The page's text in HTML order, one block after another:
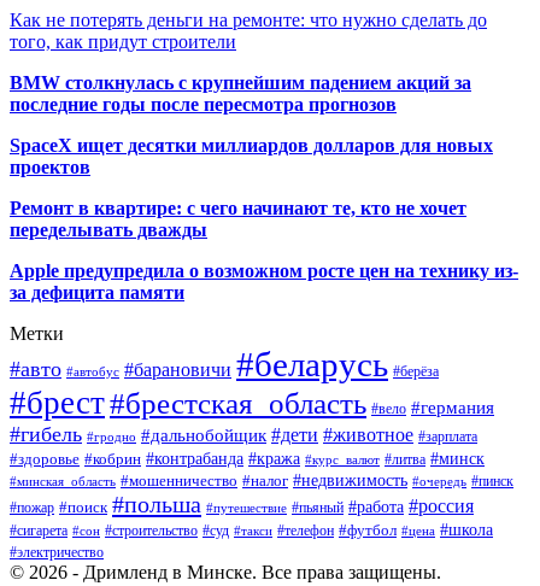
Как не потерять деньги на ремонте: что нужно сделать до
того, как придут строители
BMW столкнулась с крупнейшим падением акций за
последние годы после пересмотра прогнозов
SpaceX ищет десятки миллиардов долларов для новых
проектов
Ремонт в квартире: с чего начинают те, кто не хочет
переделывать дважды
Apple предупредила о возможном росте цен на технику из-
за дефицита памяти
Метки
#авто #автобус #барановичи #беларусь #берёза
#брест#брестская_область #вело #германия
#гибель #гродно #дальнобойщик #дети #животное #зарплата
#здоровье #кобрин #контрабанда #кража #курс_валют #литва #минск
#минская_область #мошенничество #налог #недвижимость #очередь #пинск
#пожар #поиск #польша #путешествие #пьяный #работа #россия
#сигарета #сон #строительство #суд #такси #телефон #футбол #цена #школа
#электричество
© 2026 - Дримленд в Минске. Все права защищены.